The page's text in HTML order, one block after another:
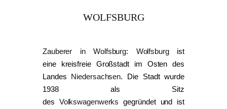
WOLFSBURG
Zauberer in Wolfsburg: Wolfsburgist
eine kreisfreie Großstadt im Osten des
Landes Niedersachsen. Die Stadt wurde
1938 als Sitz
des Volkswagenwerks gegründet und ist